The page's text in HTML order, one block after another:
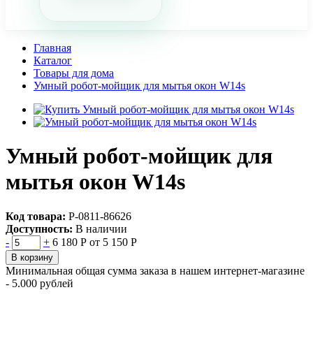
Главная
Каталог
Товары для дома
Умный робот-мойщик для мытья окон W14s
Умный робот-мойщик для
мытья окон W14s
Код товара: Р-0811-86626
Доступность: В наличии
-
+ 6 180 Р от 5 150 Р
В корзину
Минимальная общая сумма заказа в нашем интернет-магазине
- 5.000 рублей